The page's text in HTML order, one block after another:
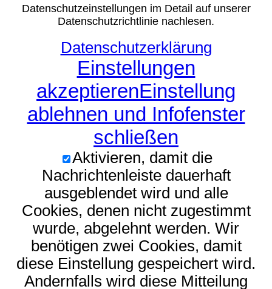
Datenschutzeinstellungen im Detail auf unserer
Datenschutzrichtlinie nachlesen.
Datenschutzerklärung
Einstellungen
akzeptierenEinstellung
ablehnen und Infofenster
schließen
Aktivieren, damit die
Nachrichtenleiste dauerhaft
ausgeblendet wird und alle
Cookies, denen nicht zugestimmt
wurde, abgelehnt werden. Wir
benötigen zwei Cookies, damit
diese Einstellung gespeichert wird.
Andernfalls wird diese Mitteilung